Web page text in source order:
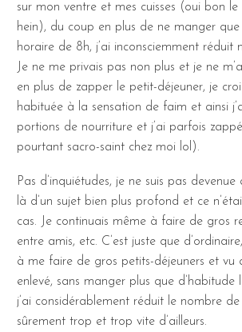
sur mon ventre et mes cuisses (oui bon
hein), du coup en plus de ne manger
horaire de 8h, j’ai inconsciemment réduit
Je ne me privais pas non plus et je ne
en plus de zapper le petit-déjeuner, je
habituée à la sensation de faim et ainsi
portions de nourriture et j’ai parfois
pourtant sacro-saint chez moi lol).
Pas d’inquiétudes, je ne suis pas devenue
là d’un sujet bien plus profond et ce
cas. Je continuais même à faire de gros
entre amis, etc. C’est juste que
à me faire de gros petits-déjeuners et vu
enlevé, sans manger plus que d’habitude
j’ai considérablement réduit le nombre de
sûrement trop et trop vite d’ailleurs.